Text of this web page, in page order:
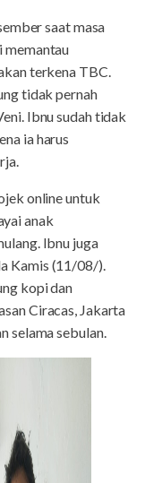
saat masa
memantau
terkena TBC.
tidak pernah
Ibnu sudah tidak
ia harus
online untuk
anak
Ibnu juga
Kamis (11/08/).
kopi dan
Ciracas, Jakarta
selama sebulan.